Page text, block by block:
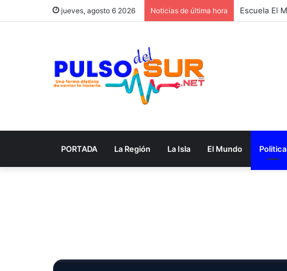
jueves, agosto 6 2026 Noticias de última hora
PORTADA La Región La Isla El Mundo Politica